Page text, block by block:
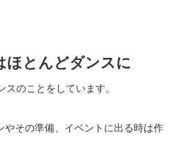
ほとんどダンスに
のことをしています。
やその準備、イベントに出る時は作